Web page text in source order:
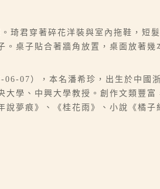
琦君穿著碎花洋裝與室內拖鞋，短
。桌子貼合著牆角放置，桌面放著
07），本名潘希珍，出生於中國
大學、中興大學教授。創作文類豐
說夢痕》、《桂花雨》、小說《橘